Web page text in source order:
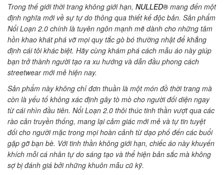
Trong thế giới thời trang không giới hạn, NULLED® mang đến một
định nghĩa mới về sự tự do thông qua thiết kế độc bản. Sản phẩm
Nổi Loạn 2.0 chính là tuyên ngôn mạnh mẽ dành cho những tâm
hồn khao khát phá vỡ mọi quy tắc gò bó thường nhật để khẳng
định cái tôi khác biệt. Hãy cùng khám phá cách mẫu áo này giúp
bạn trở thành người tạo ra xu hướng và dẫn đầu phong cách
streetwear mới mẻ hiện nay.
Sản phẩm này không chỉ đơn thuần là một món đồ thời trang mà
còn là yếu tố không xác định gây tò mò cho người đối diện ngay
từ cái nhìn đầu tiên. Nổi Loạn 2.0 thôi thúc tinh thần vượt qua các
rào cản truyền thống, mang lại cảm giác mới mẻ và tự tin tuyệt
đối cho người mặc trong mọi hoàn cảnh từ dạo phố đến các buổi
gặp gỡ bạn bè. Với tinh thần không giới hạn, chiếc áo này khuyến
khích mỗi cá nhân tự do sáng tạo và thể hiện bản sắc mà không
sợ bị đánh giá bởi những khuôn mẫu cũ kỹ.